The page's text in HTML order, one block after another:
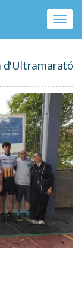
Toggle
d'Ultramarató